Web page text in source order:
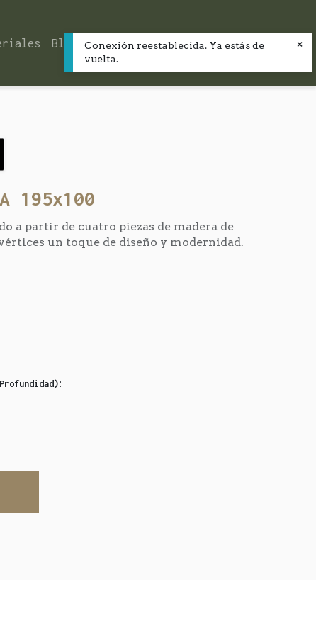
Blog Contacto
195x100
a partir de cuatro piezas de madera de
un toque de diseño y modernidad.
:
Conexión reestablecida. Ya estás de
vuelta.